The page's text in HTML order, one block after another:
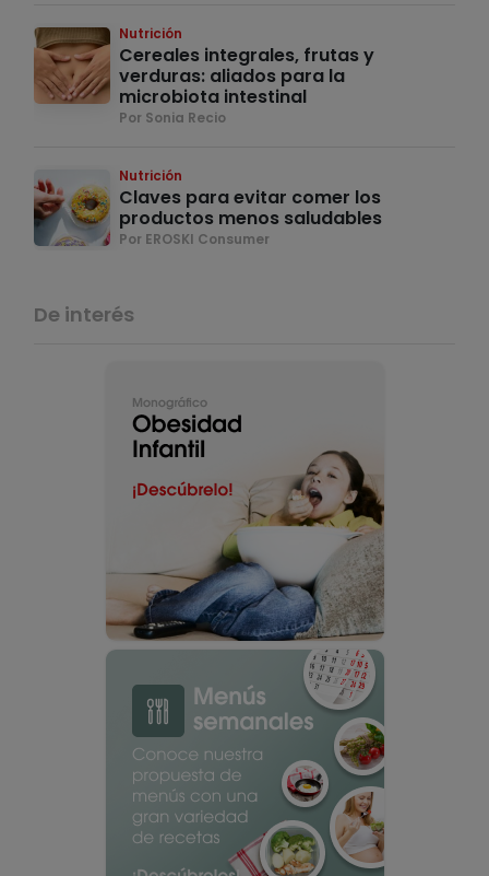
Nutrición
Cereales integrales, frutas y
verduras: aliados para la
microbiota intestinal
Por Sonia Recio
Nutrición
Claves para evitar comer los
productos menos saludables
Por EROSKI Consumer
De interés